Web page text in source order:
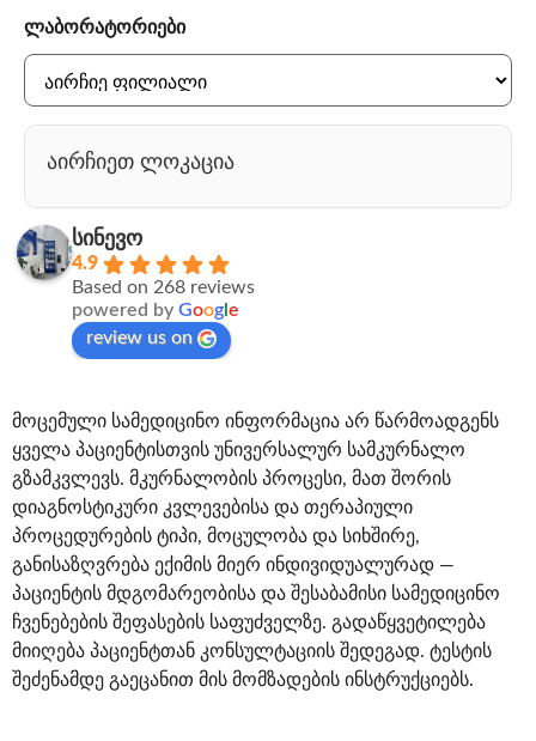
ლაბორატორიები
აირჩიეთ ლოკაცია
სინევო
4.9
Based on 268 reviews
powered by Goog e
review us on
მოცემული სამედიცინო ინფორმაცია არ წარმოადგენს
ყველა პაციენტისთვის უნივერსალურ სამკურნალო
გზამკვლევს. მკურნალობის პროცესი, მათ შორის
დიაგნოსტიკური კვლევებისა და თერაპიული
პროცედურების ტიპი, მოცულობა და სიხშირე,
განისაზღვრება ექიმის მიერ ინდივიდუალურად —
პაციენტის მდგომარეობისა და შესაბამისი სამედიცინო
ჩვენებების შეფასების საფუძველზე. გადაწყვეტილება
მიიღება პაციენტთან კონსულტაციის შედეგად. ტესტის
შეძენამდე გაეცანით მის მომზადების ინსტრუქციებს.